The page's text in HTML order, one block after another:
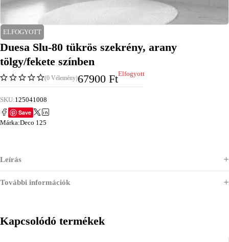
ELFOGYOTT
Duesa Slu-80 tükrös szekrény, arany
tölgy/fekete színben
(0 Vélemény)67900 FtElfogyott
SKU:125041008
Save
Márka:Deco 125
Leírás
További információk
Kapcsolódó termékek